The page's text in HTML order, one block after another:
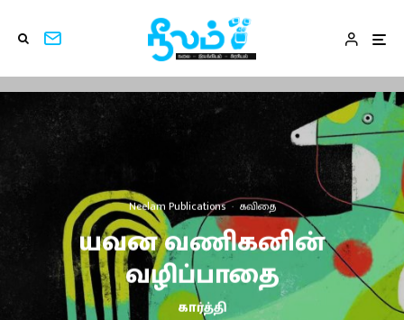
Neelam Publications · கவிதை
யவன வணிகனின்
வழிப்பாதை
கார்த்தி